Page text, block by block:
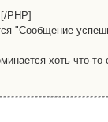
PHP]
"Сообщение
хоть что-